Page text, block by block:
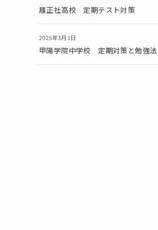
履正社高校 定期テスト対策
2025年3月1日
甲陽学院中学校 定期対策と勉強法